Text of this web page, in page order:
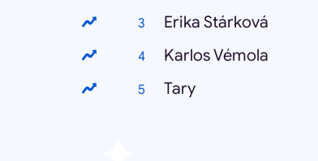
Erika Stárková
Karlos Vémola
Tary